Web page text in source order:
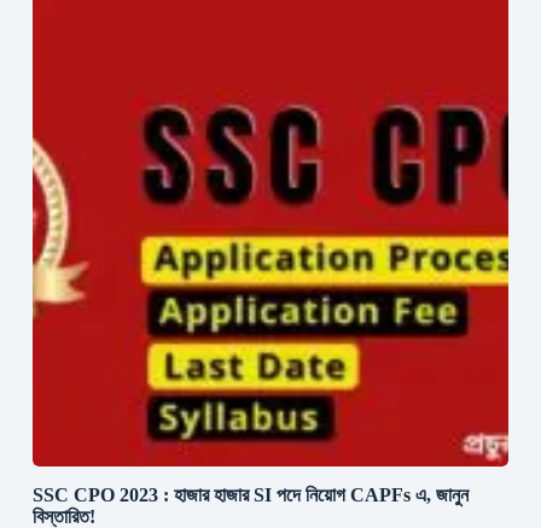
SSC CPO 2023 : হাজার হাজার SI পদে নিয়োগ CAPFs এ, জানুন
বিস্তারিত!